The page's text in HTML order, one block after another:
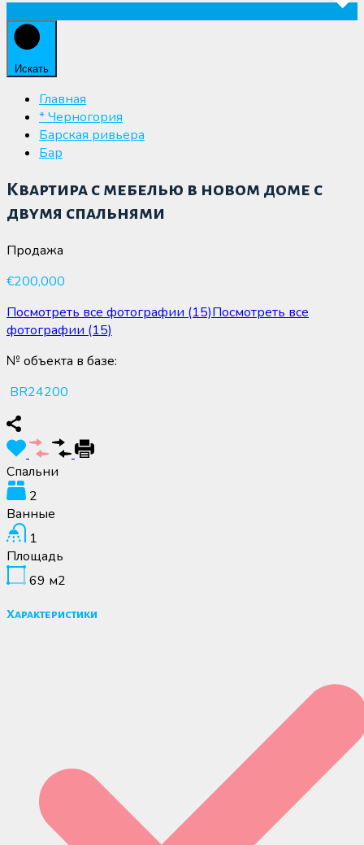
Искать
Главная
* Черногория
Барская ривьера
Бар
Квартира с мебелью в новом доме с
двумя спальнями
Продажа
€200,000
Посмотреть все фотографии (15)Посмотреть все
фотографии (15)
№ объекта в базе:
BR24200
Спальни
2
Ванные
1
Площадь
69 м2
Характеристики